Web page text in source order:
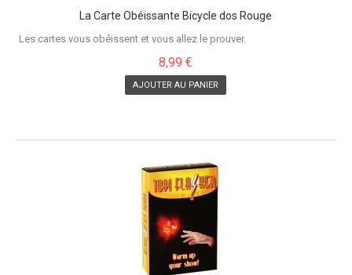
La Carte Obéissante Bicycle dos Rouge
Les cartes vous obéissent et vous allez le prouver.
8,99 €
AJOUTER AU PANIER